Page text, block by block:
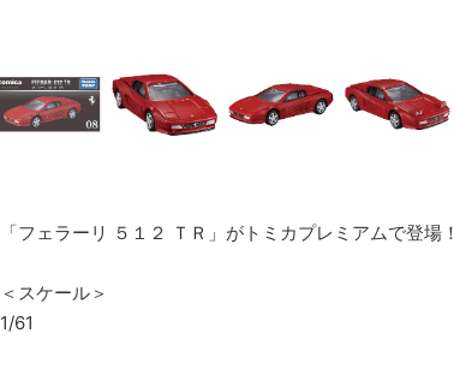
「フェラーリ ５１２ ＴＲ」がトミカプレミアムで登場！
＜スケール＞
1/61